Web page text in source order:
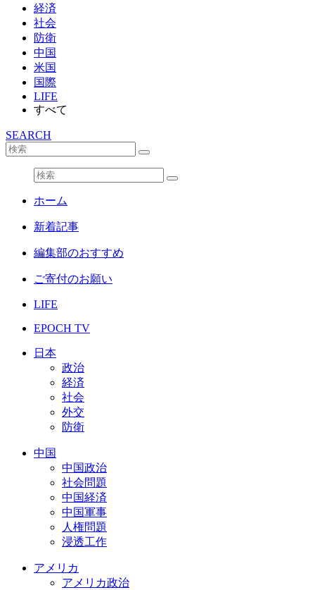
経済
社会
防衛
中国
米国
国際
LIFE
すべて
SEARCH
ホーム
新着記事
編集部のおすすめ
ご寄付のお願い
LIFE
EPOCH TV
日本
政治
経済
社会
外交
防衛
中国
中国政治
社会問題
中国経済
中国軍事
人権問題
浸透工作
アメリカ
アメリカ政治